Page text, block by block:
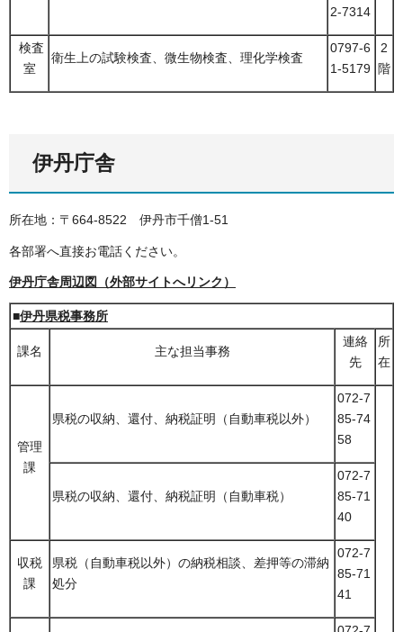
2-7314
検査
室
衛生上の試験検査、微生物検査、理化学検査
0797-6
1-5179
2
階
伊丹庁舎
所在地：〒664-8522 伊丹市千僧1-51
各部署へ直接お電話ください。
伊丹庁舎周辺図（外部サイトへリンク）
■伊丹県税事務所
課名 主な担当事務
連絡
先
所
在
管理
課
県税の収納、還付、納税証明（自動車税以外）
072-7
85-74
58
県税の収納、還付、納税証明（自動車税）
072-7
85-71
40
収税
課
県税（自動車税以外）の納税相談、差押等の滞納
処分
072-7
85-71
41